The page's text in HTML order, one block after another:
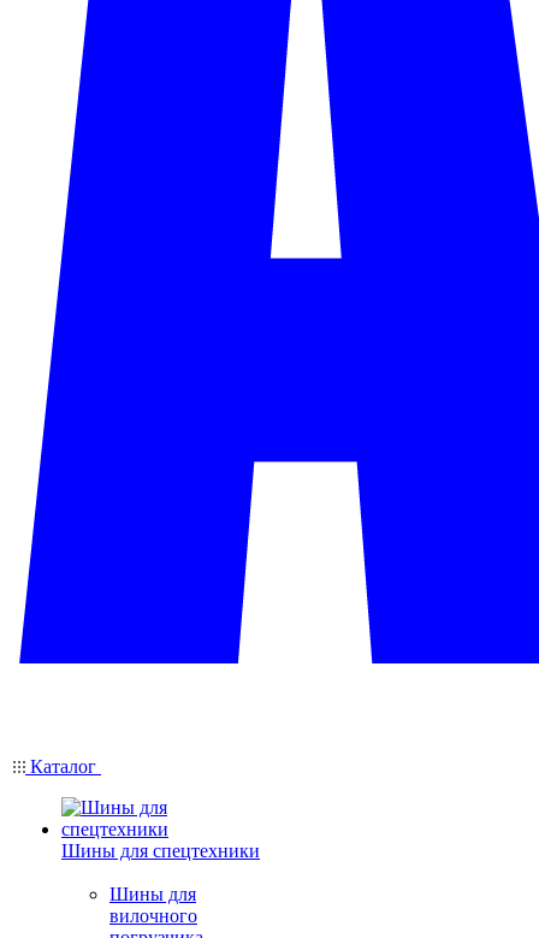
Каталог
Шины для спецтехники
Шины для
вилочного